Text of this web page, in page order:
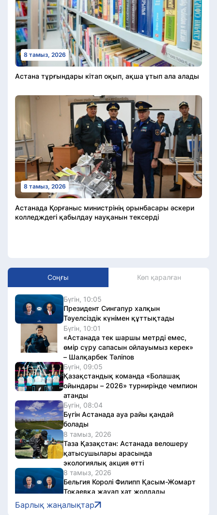
8 тамыз, 2026
Астана тұрғындары кітап оқып, ақша ұтып ала алады
8 тамыз, 2026
Астанада Қорғаныс министрінің орынбасары әскери
колледждегі қабылдау науқанын тексерді
Соңғы Көп қаралған
Бүгін, 10:05
Президент Сингапур халқын
Тәуелсіздік күнімен құттықтады
Бүгін, 10:01
«Астанада тек шаршы метрді емес,
өмір сүру сапасын ойлауымыз керек»
– Шалқарбек Тәліпов
Бүгін, 09:05
Қазақстандық команда «Болашақ
ойындары – 2026» турнирінде чемпион
атанды
Бүгін, 08:04
Бүгін Астанада ауа райы қандай
болады
8 тамыз, 2026
Таза Қазақстан: Астанада велошеру
қатысушылары арасында
экологиялық акция өтті
8 тамыз, 2026
Бельгия Королі Филипп Қасым-Жомарт
Тоқаевқа жауап хат жолдады
8 тамыз, 2026
Comic Con Astana 2026: екінші күні
Барлық жаңалықтар